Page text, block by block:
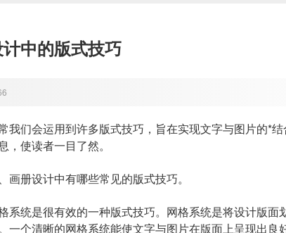
中的版式技巧
我们会运用到许多版式技巧，旨在实现文字与图片的*
使读者一目了然。
册设计中有哪些常见的版式技巧。
系统是很有效的一种版式技巧。网格系统是将设计版面
一个清晰的网格系统能使文字与图片在版面上呈现出良